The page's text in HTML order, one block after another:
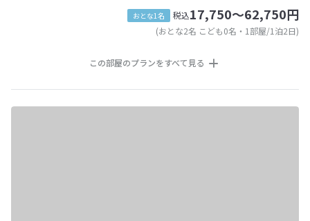
おとな1名 税込17,750～62,750円
(おとな2名 こども0名・1部屋/1泊2日)
この部屋のプランをすべて見る